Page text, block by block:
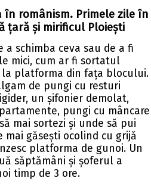
în românism. Primele zile în
țară și mirificul Ploiești
schimba ceva sau de a fi
mici, cum ar fi sortatul
platforma din fața blocului.
de pungi cu resturi
un șifonier demolat,
pungi cu mâncare
mai sortezi și unde să pui
mai găsești ocolind cu grijă
platforma de gunoi. Un
săptămâni și șoferul a
timp de 3 ore.